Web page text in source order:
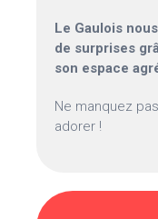
Le Gaulois
de surprises
son espace
Ne manquez
adorer !